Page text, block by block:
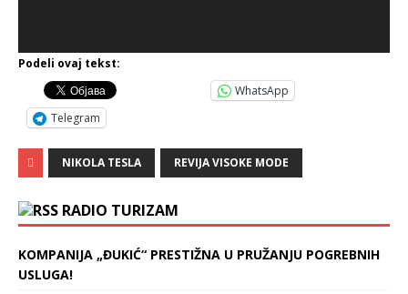
Podeli ovaj tekst:
WhatsApp
Telegram
NIKOLA TESLA REVIJA VISOKE MODE
RADIO TURIZAM
KOMPANIJA „ĐUKIĆ“ PRESTIŽNA U PRUŽANJU POGREBNIH
USLUGA!